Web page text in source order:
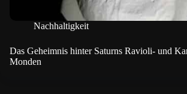
Nachhaltigkeit
Das Geheimnis hinter Saturns Ravioli- und
Monden